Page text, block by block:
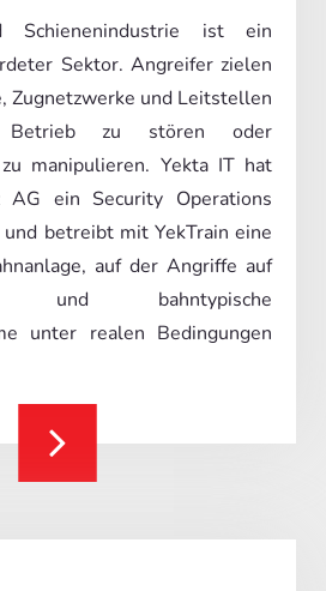
ist ein
Sektor. Angreifer zielen
Zugnetzwerke und Leitstellen
zu stören oder
manipulieren. Yekta IT hat
ein Security Operations
betreibt mit YekTrain eine
auf der Angriffe auf
und bahntypische
unter realen Bedingungen